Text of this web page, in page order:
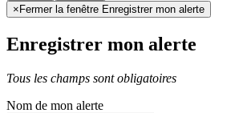
× Fermer la fenêtre Enregistrer mon alerte
Enregistrer mon alerte
Tous les champs sont obligatoires
Nom de mon alerte